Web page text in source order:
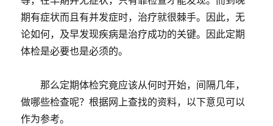
期有症状而且有并发症时，治疗就很棘手。因此，无
论如何，及早发现疾病是治疗成功的关键。因此定期
体检是必要也是必须的。
那么定期体检究竟应该从何时开始，间隔几年，
做哪些检查呢？根据网上查找的资料，以下意见可以
作为参考。